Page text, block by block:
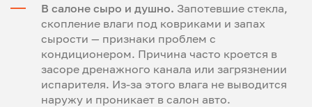
В салоне сыро и душно. Запотевшие стекла,
скопление влаги под ковриками и запах
сырости — признаки проблем с
кондиционером. Причина часто кроется в
засоре дренажного канала или загрязнении
испарителя. Из-за этого влага не выводится
наружу и проникает в салон авто.